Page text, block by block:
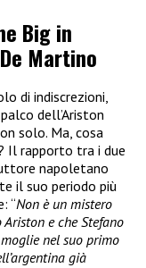
Big in
Martino
di indiscrezioni,
dell’Ariston
solo. Ma, cosa
Il rapporto tra i due
napoletano
il suo periodo più
“Non è un mistero
e che Stefano
nel suo primo
già